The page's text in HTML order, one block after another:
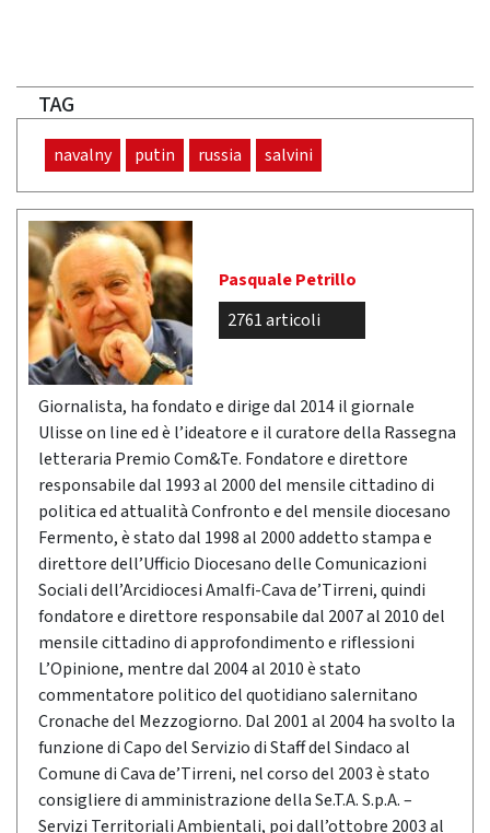
TAG
navalny putin russia salvini
Pasquale Petrillo
2761 articoli
Giornalista, ha fondato e dirige dal 2014 il giornale
Ulisse on line ed è l’ideatore e il curatore della Rassegna
letteraria Premio Com&Te. Fondatore e direttore
responsabile dal 1993 al 2000 del mensile cittadino di
politica ed attualità Confronto e del mensile diocesano
Fermento, è stato dal 1998 al 2000 addetto stampa e
direttore dell’Ufficio Diocesano delle Comunicazioni
Sociali dell’Arcidiocesi Amalfi-Cava de’Tirreni, quindi
fondatore e direttore responsabile dal 2007 al 2010 del
mensile cittadino di approfondimento e riflessioni
L’Opinione, mentre dal 2004 al 2010 è stato
commentatore politico del quotidiano salernitano
Cronache del Mezzogiorno. Dal 2001 al 2004 ha svolto la
funzione di Capo del Servizio di Staff del Sindaco al
Comune di Cava de’Tirreni, nel corso del 2003 è stato
consigliere di amministrazione della Se.T.A. S.p.A. –
Servizi Territoriali Ambientali, poi dall’ottobre 2003 al